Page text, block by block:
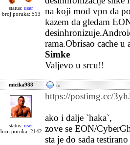
status: user
broj poruka: 513
na koji mod vpn da
kazem da gledam
rama.Obrisao cache
Simke
Valjevo u srcu!!
micika988 ...
status: user
broj poruka: 2142
https://postimg.cc/
ako i dalje `haka`,
zove se EON/
sta je do sada testirano